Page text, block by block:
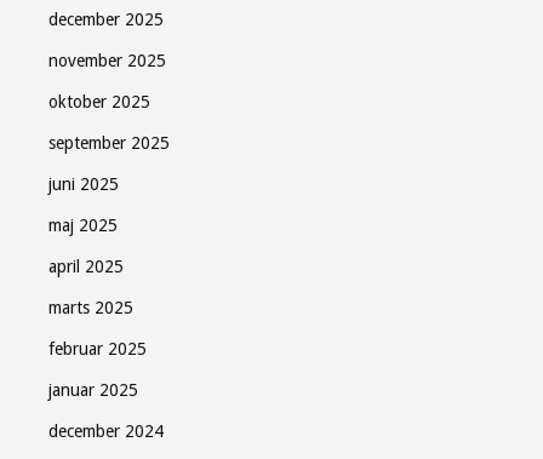
december 2025
november 2025
oktober 2025
september 2025
juni 2025
maj 2025
april 2025
marts 2025
februar 2025
januar 2025
december 2024